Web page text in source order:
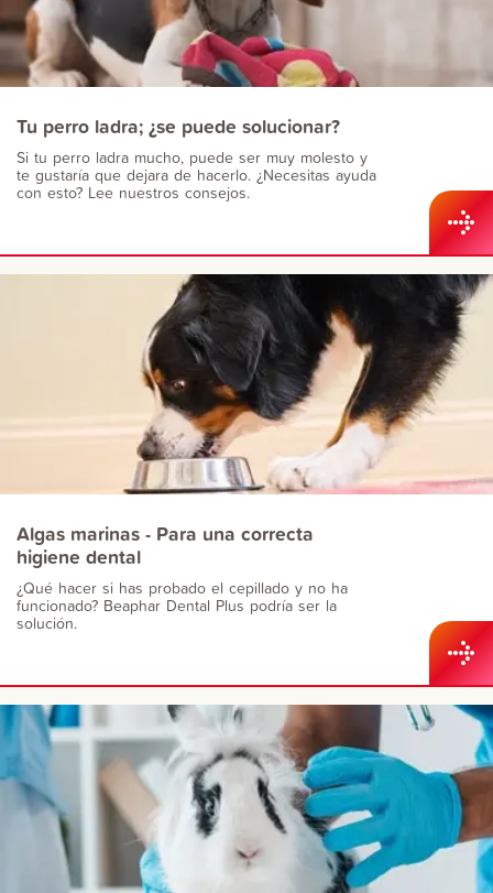
Tu perro ladra; ¿se puede solucionar?
Si tu perro ladra mucho, puede ser muy molesto y
te gustaría que dejara de hacerlo. ¿Necesitas ayuda
con esto? Lee nuestros consejos.
Algas marinas - Para una correcta
higiene dental
¿Qué hacer si has probado el cepillado y no ha
funcionado? Beaphar Dental Plus podría ser la
solución.